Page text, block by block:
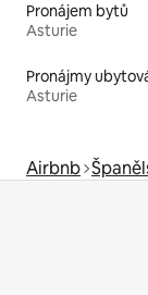
Pronájem bytů
Asturie
Asturie
Airbnb